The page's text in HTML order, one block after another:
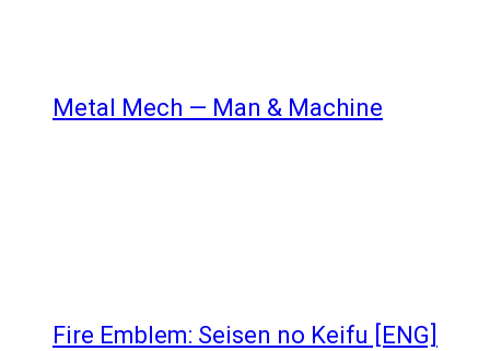
Metal Mech — Man & Machine
Fire Emblem: Seisen no Keifu [ENG]